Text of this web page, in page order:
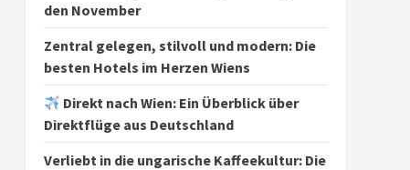
den November
Zentral gelegen, stilvoll und modern: Die
besten Hotels im Herzen Wiens
Direkt nach Wien: Ein Überblick über
Direktflüge aus Deutschland
Verliebt in die ungarische Kaffeekultur: Die